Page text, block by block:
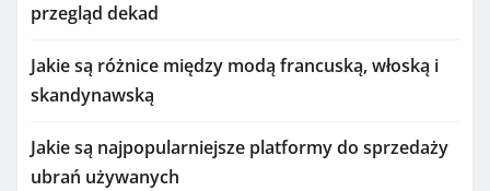
przegląd dekad
Jakie są różnice między modą francuską, włoską i
skandynawską
Jakie są najpopularniejsze platformy do sprzedaży
ubrań używanych